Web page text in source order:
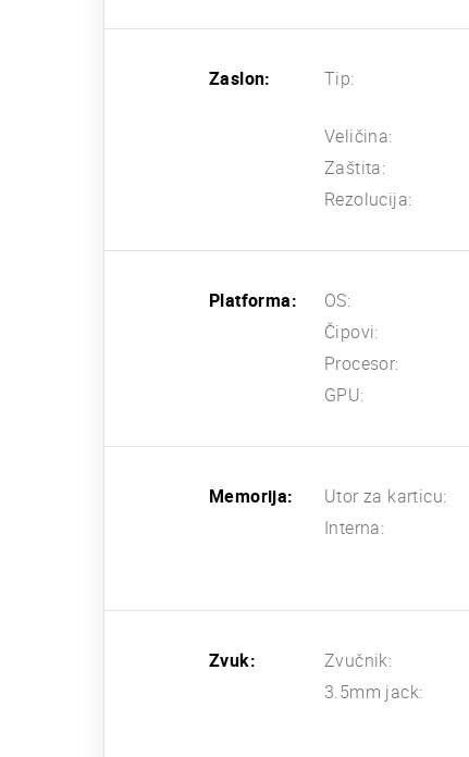
Zaslon: Tip:
Veličina:
Zaštita:
Rezolucija:
Platforma: OS:
Čipovi:
Procesor:
GPU:
Memorija: Utor za karticu:
Interna:
Zvuk: Zvučnik:
3.5mm jack: